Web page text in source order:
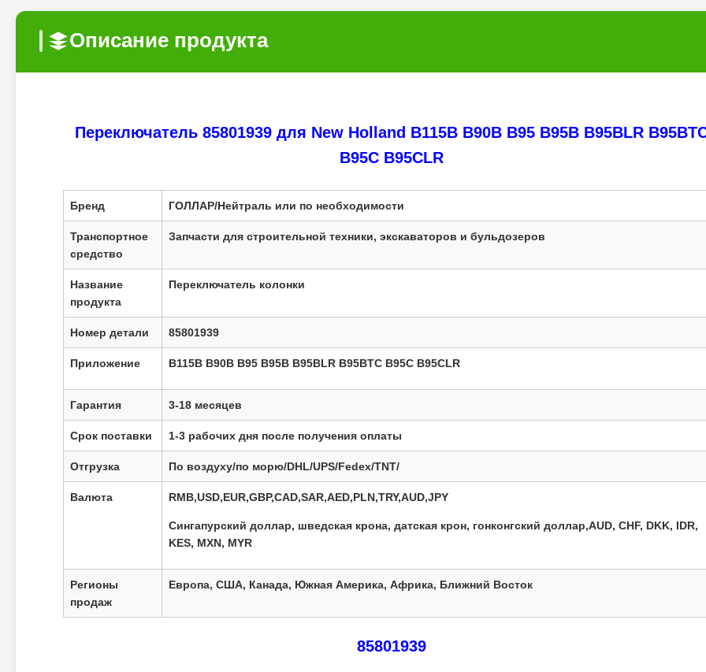
Описание продукта
Переключатель 85801939 для New Holland B115B B90B B95 B95B B95BLR
B95C B95CLR
Бренд ГОЛЛАР/Нейтраль или по необходимости
Транспортное
средство
Запчасти для строительной техники, экскаваторов и бульдозеров
Название
продукта
Переключатель колонки
Номер детали 85801939
Приложение B115B B90B B95 B95B B95BLR B95BTC B95C B95CLR
Гарантия 3-18 месяцев
Срок поставки 1-3 рабочих дня после получения оплаты
Отгрузка По воздуху/по морю/DHL/UPS/Fedex/TNT/
Валюта RMB,USD,EUR,GBP,CAD,SAR,AED,PLN,TRY,AUD,JPY
Сингапурский доллар, шведская крона, датская крон, гонконгский доллар,AUD, CHF, DKK, IDR,
KES, MXN, MYR
Регионы
продаж
Европа, США, Канада, Южная Америка, Африка, Ближний Восток
85801939